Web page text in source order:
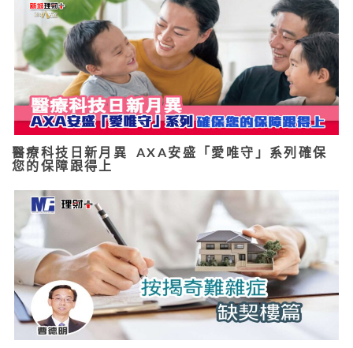
醫療科技日新月異 AXA安盛「愛唯守」系列確保
您的保障跟得上